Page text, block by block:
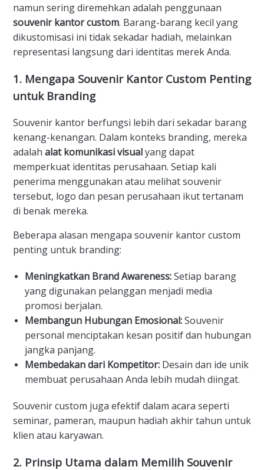
namun sering diremehkan adalah penggunaan
souvenir kantor custom. Barang-barang kecil yang
dikustomisasi ini tidak sekadar hadiah, melainkan
representasi langsung dari identitas merek Anda.
1. Mengapa Souvenir Kantor Custom Penting
untuk Branding
Souvenir kantor berfungsi lebih dari sekadar barang
kenang-kenangan. Dalam konteks branding, mereka
adalah alat komunikasi visualyang dapat
memperkuat identitas perusahaan. Setiap kali
penerima menggunakan atau melihat souvenir
tersebut, logo dan pesan perusahaan ikut tertanam
di benak mereka.
Beberapa alasan mengapa souvenir kantor custom
penting untuk branding:
Meningkatkan Brand Awareness:Setiap barang
yang digunakan pelanggan menjadi media
promosi berjalan.
Membangun Hubungan Emosional:Souvenir
personal menciptakan kesan positif dan hubungan
jangka panjang.
Membedakan dari Kompetitor: Desain dan ide unik
membuat perusahaan Anda lebih mudah diingat.
Souvenir custom juga efektif dalam acara seperti
seminar, pameran, maupun hadiah akhir tahun untuk
klien atau karyawan.
2. Prinsip Utama dalam Memilih Souvenir